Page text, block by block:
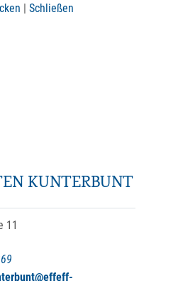
| Schließen
KUNTERBUNT
11